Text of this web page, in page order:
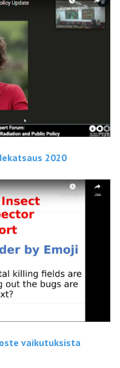
2020
vaikutuksista